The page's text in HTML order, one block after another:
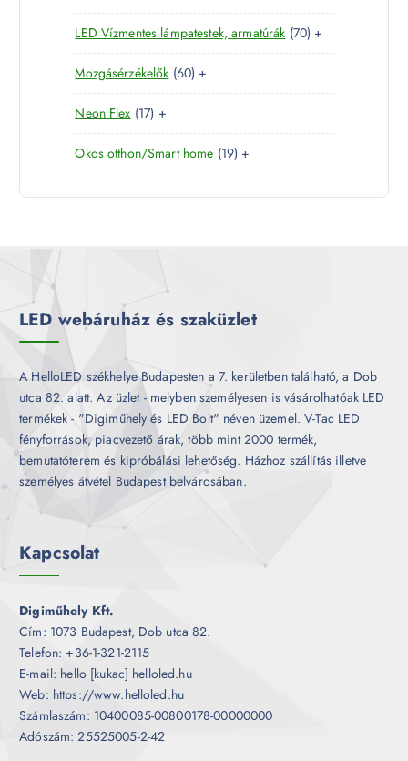
é
k
r
m
é
e
r
m
é
k
4
t
e
r
m
k
LED Vízmentes lámpatestek, armatúrák 707
0
e
m
+
Mozgásérzékelők 606
0
e
r
é
+
Neon Flex 171
7
t
r
+
Okos otthon/Smart home 191
t
+
LED webáruház és szaküzlet
A HelloLED székhelye Budapesten a 7. kerületben található, a Dob
utca 82. alatt. Az üzlet - melyben személyesen is vásárolhatóak LED
termékek - "Digiműhely és LED Bolt" néven üzemel. V-Tac LED
fényforrások, piacvezető árak, több mint 2000 termék,
bemutatóterem és kipróbálási lehetőség. Házhoz szállítás illetve
személyes átvétel Budapest belvárosában.
Kapcsolat
Digiműhely Kft.
Cím: 1073 Budapest, Dob utca 82.
Telefon: +36-1-321-2115
E-mail: hello [kukac] helloled.hu
Web: https://www.helloled.hu
Számlaszám: 10400085-00800178-00000000
Adószám: 25525005-2-42